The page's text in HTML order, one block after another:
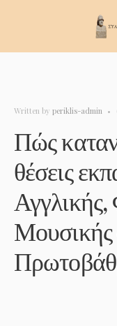
Written by periklis-admin •
Πώς
θέσεις
Μουσικής